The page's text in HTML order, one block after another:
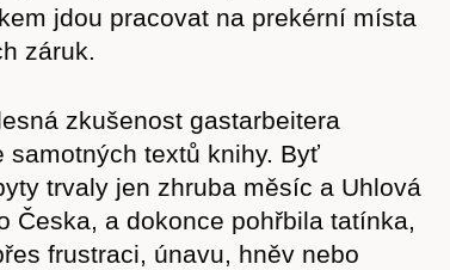
jdou pracovat na prekérní místa
záruk.
zkušenost gastarbeitera
samotných textů knihy. Byť
trvaly jen zhruba měsíc a Uhlová
Česka, a dokonce pohřbila tatínka,
frustraci, únavu, hněv nebo